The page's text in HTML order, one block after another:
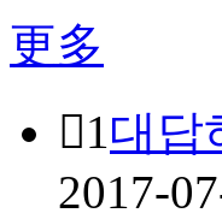
更多
1 대답
2017-